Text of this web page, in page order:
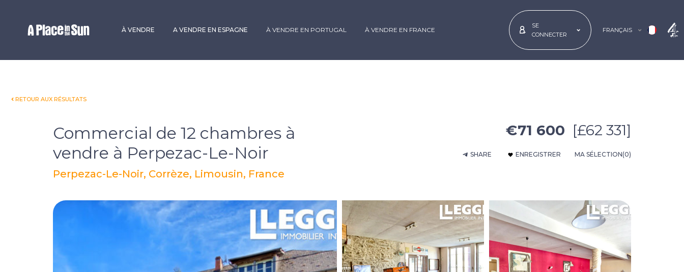
À VENDRE A VENDRE EN ESPAGNE À VENDRE EN PORTUGAL À VENDRE EN FRANCE
SE
CONNECTER
FRANÇAIS
RETOUR AUX RÉSULTATS
Commercial de 12 chambres à
vendre à Perpezac-Le-Noir
Perpezac-Le-Noir, Corrèze, Limousin, France
€71 600 [£62 331]
SHARE ENREGISTRER MA SÉLECTION(0)